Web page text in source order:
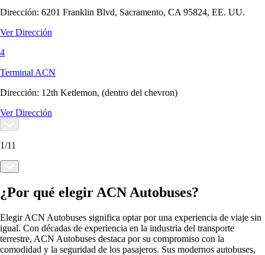
Dirección: 6201 Franklin Blvd, Sacramento, CA 95824, EE. UU.
Ver Dirección
4
Terminal ACN
Dirección: 12th Ketlemon, (dentro del chevron)
Ver Dirección
1/11
¿Por qué elegir ACN Autobuses?
Elegir ACN Autobuses significa optar por una experiencia de viaje sin
igual. Con décadas de experiencia en la industria del transporte
terrestre, ACN Autobuses destaca por su compromiso con la
comodidad y la seguridad de los pasajeros. Sus modernos autobuses,